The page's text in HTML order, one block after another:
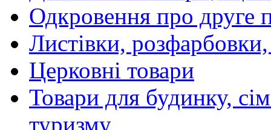
Одкровення про друге
Листівки,
Церковні товари
Товари для будинку,
туризму